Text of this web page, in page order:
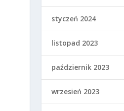
styczeń 2024
listopad 2023
październik 2023
wrzesień 2023